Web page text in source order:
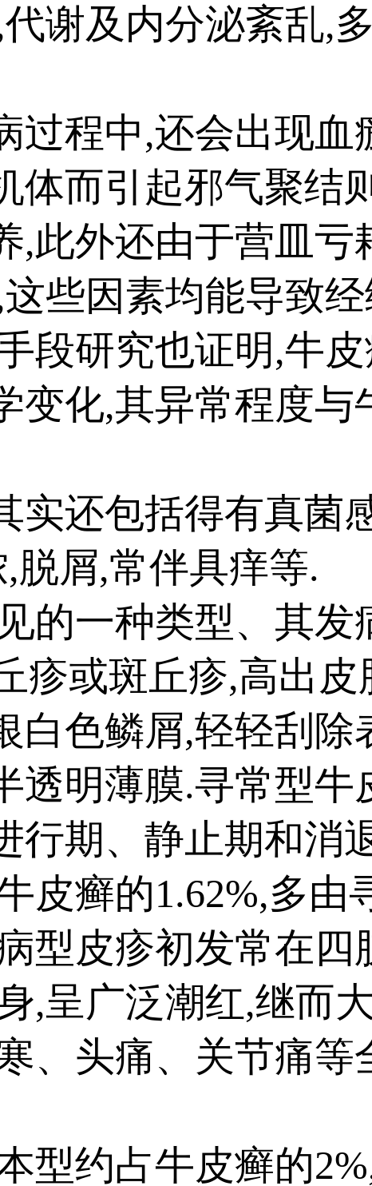
谢及内分泌紊乱,
程中,还会出现血
体而引起邪气聚结
,此外还由于营皿亏
些因素均能导致
段研究也证明,牛
变化,其异常程度与
还包括得有真菌
脱屑,常伴具痒等.
一种类型、其发
疹或斑丘疹,高出
白色鳞屑,轻轻刮除
透明薄膜.寻常型牛
行期、静止期和消
癣的1.62%,多由
型皮疹初发常在四
,呈广泛潮红,继而
、头痛、关节痛等
约占牛皮癣的